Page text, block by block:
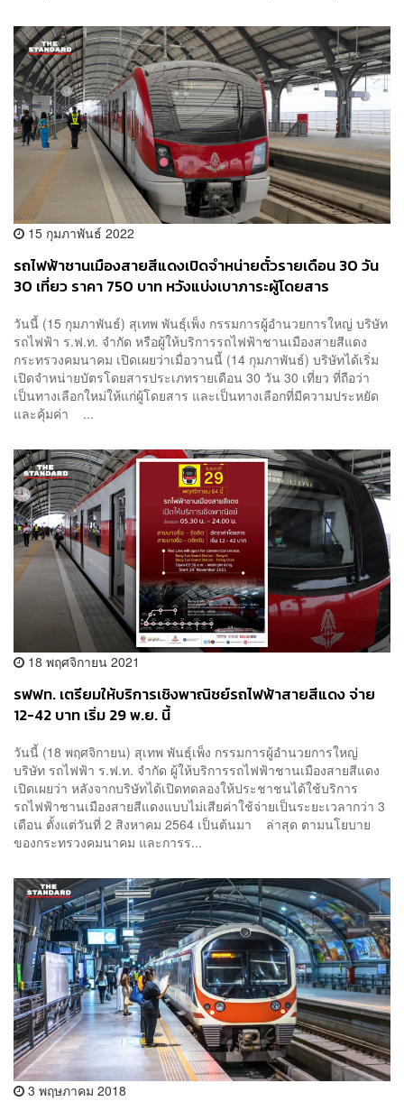
15 กุมภาพันธ์ 2022
รถไฟฟ้าชานเมืองสายสีแดงเปิดจำหน่ายตั๋วรายเดือน 30 วัน
30 เที่ยว ราคา 750 บาท หวังแบ่งเบาภาระผู้โดยสาร
วันนี้ (15 กุมภาพันธ์) สุเทพ พันธุ์เพ็ง กรรมการผู้อำนวยการใหญ่ บริษัท
รถไฟฟ้า ร.ฟ.ท. จำกัด หรือผู้ให้บริการรถไฟฟ้าชานเมืองสายสีแดง
กระทรวงคมนาคม เปิดเผยว่าเมื่อวานนี้ (14 กุมภาพันธ์) บริษัทได้เริ่ม
เปิดจำหน่ายบัตรโดยสารประเภทรายเดือน 30 วัน 30 เที่ยว ที่ถือว่า
เป็นทางเลือกใหม่ให้แก่ผู้โดยสาร และเป็นทางเลือกที่มีความประหยัด
และคุ้มค่า ...
18 พฤศจิกายน 2021
รฟฟท. เตรียมให้บริการเชิงพาณิชย์รถไฟฟ้าสายสีแดง จ่าย
12-42 บาท เริ่ม 29 พ.ย. นี้
วันนี้ (18 พฤศจิกายน) สุเทพ พันธุ์เพ็ง กรรมการผู้อำนวยการใหญ่
บริษัท รถไฟฟ้า ร.ฟ.ท. จำกัด ผู้ให้บริการรถไฟฟ้าชานเมืองสายสีแดง
เปิดเผยว่า หลังจากบริษัทได้เปิดทดลองให้ประชาชนได้ใช้บริการ
รถไฟฟ้าชานเมืองสายสีแดงแบบไม่เสียค่าใช้จ่ายเป็นระยะเวลากว่า 3
เดือน ตั้งแต่วันที่ 2 สิงหาคม 2564 เป็นต้นมา ล่าสุด ตามนโยบาย
ของกระทรวงคมนาคม และการร...
3 พฤษภาคม 2018